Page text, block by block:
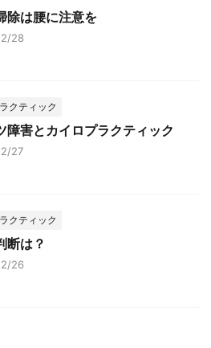
除は腰に注意を
28
クティック
障害とカイロプラクティック
27
クティック
断は？
26